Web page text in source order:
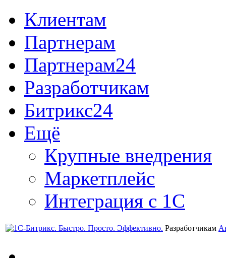
Клиентам
Партнерам
Партнерам24
Разработчикам
Битрикс24
Ещё
Крупные внедрения
Маркетплейс
Интеграция с 1С
Разработчикам